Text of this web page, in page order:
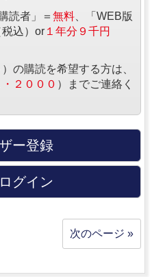
読者」＝ 無料 、「WEB版
税込）or １年分９千円
の購読を希望する方は、
２０００ ）までご連絡く
ー登録
グイン
次のページ »